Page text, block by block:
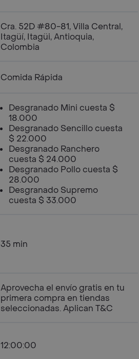
Cra. 52D #80-81, Villa Central,
Itagüí, Itagüi, Antioquia,
Colombia
Comida Rápida
Desgranado Mini cuesta $
18.000
Desgranado Sencillo cuesta
$ 22.000
Desgranado Ranchero
cuesta $ 24.000
Desgranado Pollo cuesta $
28.000
Desgranado Supremo
cuesta $ 33.000
35 min
Aprovecha el envío gratis en tu
primera compra en tiendas
seleccionadas. Aplican T&C
12:00:00